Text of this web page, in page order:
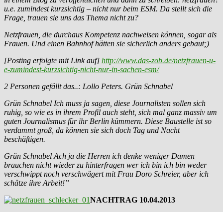
u.e. zumindest kurzsichtig – nicht nur beim ESM. Da stellt sich die
Frage, trauen sie uns das Thema nicht zu?
Netzfrauen, die durchaus Kompetenz nachweisen können, sogar als
Frauen. Und einen Bahnhof hätten sie sicherlich anders gebaut;)
[Posting erfolgte mit Link auf] http://www.das-zob.de/netzfrauen-u-
e-zumindest-kurzsichtig-nicht-nur-in-sachen-esm/
2 Personen gefällt das..: Lollo Peters. Grün Schnabel
Grün Schnabel Ich muss ja sagen, diese Journalisten sollen sich
ruhig, so wie es in ihrem Profil auch steht, sich mal ganz massiv um
guten Journalismus für ihr Berlin kümmern. Diese Baustelle ist so
verdammt groß, da können sie sich doch Tag und Nacht
beschäftigen.
Grün Schnabel Ach ja die Herren ich denke weniger Damen
brauchen nicht wieder zu hinterfragen wer ich bin ich bin weder
verschwippt noch verschwägert mit Frau Doro Schreier, aber ich
schätze ihre Arbeit!”
NACHTRAG 10.04.2013